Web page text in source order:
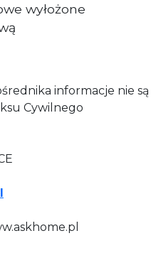
wyłożone
informacje nie są
Cywilnego